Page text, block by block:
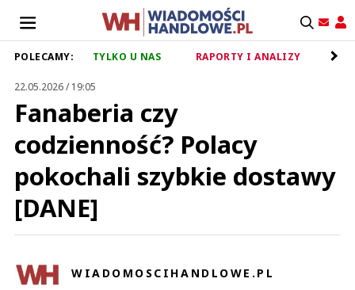
POLECAMY: TYLKO U NAS RAPORTY I ANALIZY
22.05.2026 / 19:05
Fanaberia czy
codzienność? Polacy
pokochali szybkie dostawy
[DANE]
WIADOMOSCIHANDLOWE.PL